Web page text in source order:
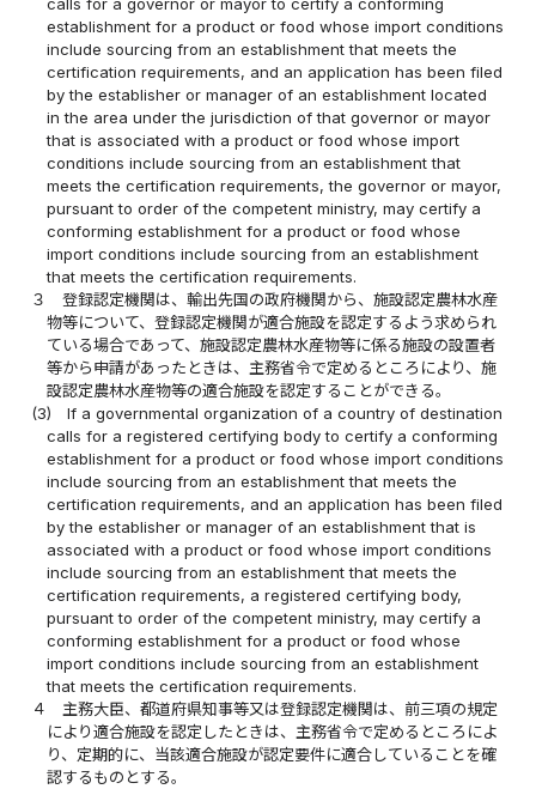
establishment for a product or food whose import conditions
include sourcing from an establishment that meets the
certification requirements, and an application has been filed
by the establisher or manager of an establishment located
in the area under the jurisdiction of that governor or mayor
that is associated with a product or food whose import
conditions include sourcing from an establishment that
meets the certification requirements, the governor or mayor,
pursuant to order of the competent ministry, may certify a
conforming establishment for a product or food whose
import conditions include sourcing from an establishment
that meets the certification requirements.
３
登録認定機関は、輸出先国の政府機関から、施設認定農林水産
物等について、登録認定機関が適合施設を認定するよう求められ
ている場合であって、施設認定農林水産物等に係る施設の設置者
等から申請があったときは、主務省令で定めるところにより、施
設認定農林水産物等の適合施設を認定することができる。
(3)
If a governmental organization of a country of destination
calls for a registered certifying body to certify a conforming
establishment for a product or food whose import conditions
include sourcing from an establishment that meets the
certification requirements, and an application has been filed
by the establisher or manager of an establishment that is
associated with a product or food whose import conditions
include sourcing from an establishment that meets the
certification requirements, a registered certifying body,
pursuant to order of the competent ministry, may certify a
conforming establishment for a product or food whose
import conditions include sourcing from an establishment
that meets the certification requirements.
４
主務大臣、都道府県知事等又は登録認定機関は、前三項の規定
により適合施設を認定したときは、主務省令で定めるところによ
り、定期的に、当該適合施設が認定要件に適合していることを確
認するものとする。